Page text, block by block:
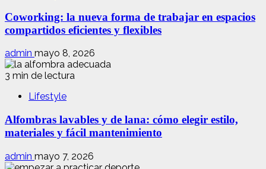
Coworking: la nueva forma de trabajar en espacios
compartidos eficientes y flexibles
admin mayo 8, 2026
3 min de lectura
Lifestyle
Alfombras lavables y de lana: cómo elegir estilo,
materiales y fácil mantenimiento
admin mayo 7, 2026